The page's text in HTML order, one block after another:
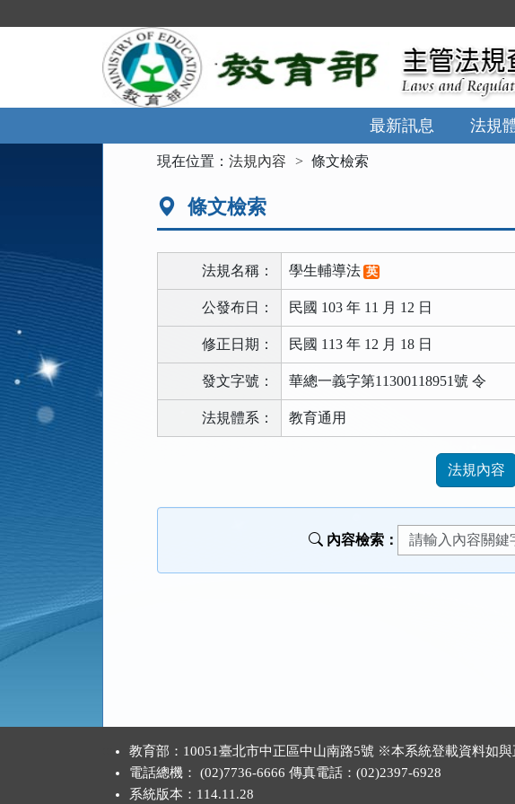
到
最新訊息 法規
現在位置：法規內容 條文檢索
條文檢索
法規名稱： 學生輔導法 英
公發布日： 民國 103 年 11 月 12 日
修正日期： 民國 113 年 12 月 18 日
發文字號： 華總一義字第11300118951號 令
法規體系： 教育通用
功
鈕
法規內容
內容檢索：
教育部：10051臺北市中正區中山南路5號 ※本系統登載資料如
電話總機： (02)7736-6666 傳真電話：(02)2397-6928
系統版本： 114.11.28